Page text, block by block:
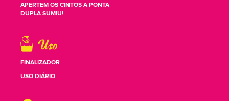
APERTEM OS CINTOS A PONTA
DUPLA SUMIU!
FINALIZADOR
USO DIÁRIO